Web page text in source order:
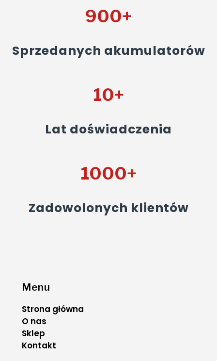
900+
Sprzedanych akumulatorów
10+
Lat doświadczenia
1000+
Zadowolonych klientów
Menu
Strona główna
O nas
Sklep
Kontakt